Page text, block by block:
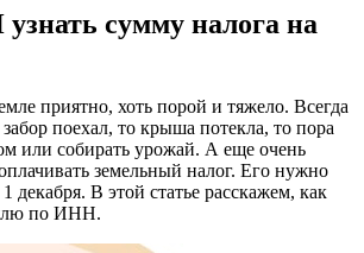
сумму налога на
приятно, хоть порой и тяжело. Всегда
забор поехал, то крыша потекла, то пора
или собирать урожай. А еще очень
земельный налог. Его нужно
декабря. В этой статье расскажем, как
по ИНН.